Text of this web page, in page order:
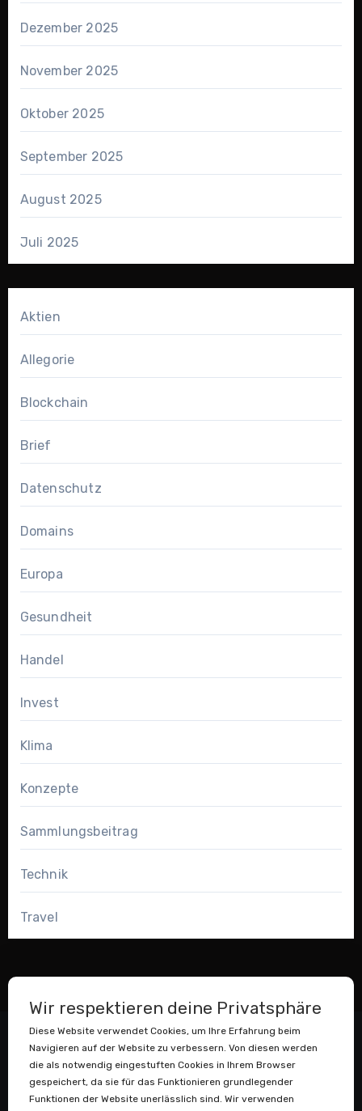
Dezember 2025
November 2025
Oktober 2025
September 2025
August 2025
Juli 2025
Aktien
Allegorie
Blockchain
Brief
Datenschutz
Domains
Europa
Gesundheit
Handel
Invest
Klima
Konzepte
Sammlungsbeitrag
Technik
Travel
Wir respektieren deine Privatsphäre
Diese Website verwendet Cookies, um Ihre Erfahrung beim
Navigieren auf der Website zu verbessern. Von diesen werden
die als notwendig eingestuften Cookies in Ihrem Browser
gespeichert, da sie für das Funktionieren grundlegender
Funktionen der Website unerlässlich sind. Wir verwenden